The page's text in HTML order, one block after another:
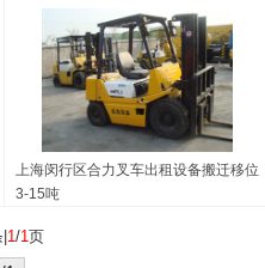
上海闵行区合力叉车出租设备搬迁移位
3-15吨
1/1页